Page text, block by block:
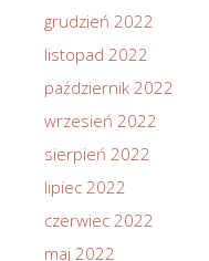
grudzień 2022
listopad 2022
październik 2022
wrzesień 2022
sierpień 2022
lipiec 2022
czerwiec 2022
maj 2022